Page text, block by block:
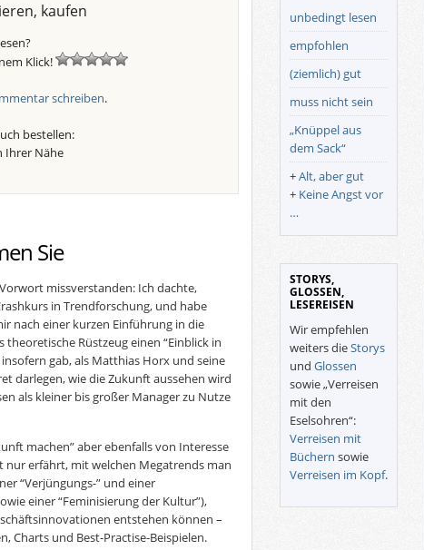
kaufen
Klick!
schreiben.
bestellen:
Ihrer Nähe
Sie
missverstanden: Ich dachte,
in Trendforschung, und habe
nach einer kurzen Einführung in die
Rüstzeug einen “Einblick in
gab, als Matthias Horx und seine
darlegen, wie die Zukunft aussehen wird
als kleiner bis großer Manager zu Nutze
machen” aber ebenfalls von Interesse
nur erfährt, mit welchen Megatrends man
“Verjüngungs-” und einer
einer “Feminisierung der Kultur”),
entstehen können –
Charts und Best-Practise-Beispielen.
unbedingt lesen
empfohlen
(ziemlich) gut
muss nicht sein
„Knüppel aus
dem Sack“
+Alt, aber gut
+ Keine Angst vor
…
STORYS,
GLOSSEN,
LESEREISEN
Wir empfehlen
weiters dieStorys
und Glossen
sowie „Verreisen
mit den
Eselsohren“:
Verreisen mit
Büchern sowie
Verreisen im Kopf.